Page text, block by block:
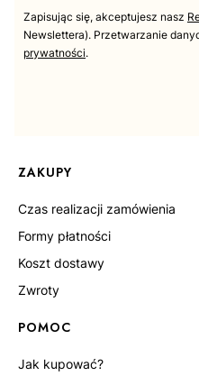
Zapisując się, akceptujesz nasz
Newslettera). Przetwarzanie
prywatności.
Linki w stopce
ZAKUPY
Czas realizacji zamówienia
Formy płatności
Koszt dostawy
Zwroty
POMOC
Jak kupować?